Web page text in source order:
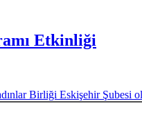
Etkinliği
Birliği Eskişehir Şubesi